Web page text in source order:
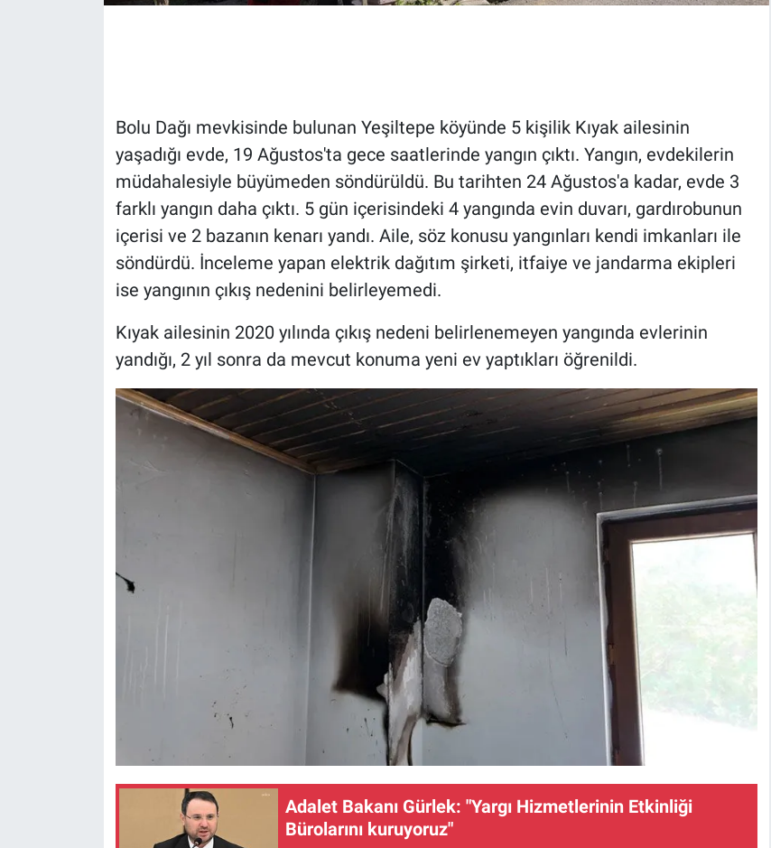
Bolu Dağı mevkisinde bulunan Yeşiltepe köyünde 5 kişilik Kıyak ailesinin
yaşadığı evde, 19 Ağustos'ta gece saatlerinde yangın çıktı. Yangın, evdekilerin
müdahalesiyle büyümeden söndürüldü. Bu tarihten 24 Ağustos'a kadar, evde 3
farklı yangın daha çıktı. 5 gün içerisindeki 4 yangında evin duvarı, gardırobunun
içerisi ve 2 bazanın kenarı yandı. Aile, söz konusu yangınları kendi imkanları ile
söndürdü. İnceleme yapan elektrik dağıtım şirketi, itfaiye ve jandarma ekipleri
ise yangının çıkış nedenini belirleyemedi.
Kıyak ailesinin 2020 yılında çıkış nedeni belirlenemeyen yangında evlerinin
yandığı, 2 yıl sonra da mevcut konuma yeni ev yaptıkları öğrenildi.
Adalet Bakanı Gürlek: "Yargı Hizmetlerinin Etkinliği
Bürolarını kuruyoruz"
Koronavirüs
Ne demişti
Yerel Gündem